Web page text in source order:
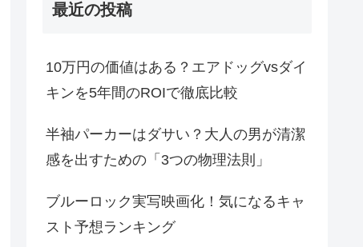
最近の投稿
10万円の価値はある？エアドッグvsダイ
キンを5年間のROIで徹底比較
半袖パーカーはダサい？大人の男が清潔
感を出すための「3つの物理法則」
ブルーロック実写映画化！気になるキャ
スト予想ランキング